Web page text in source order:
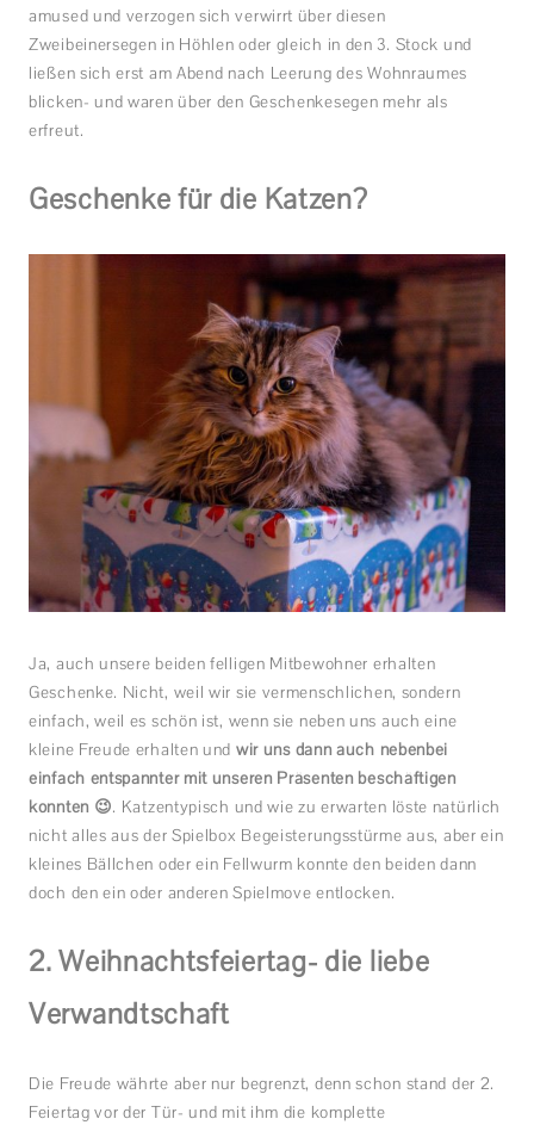
amused und verzogen sich verwirrt über diesen
Zweibeinersegen in Höhlen oder gleich in den 3. Stock und
ließen sich erst am Abend nach Leerung des Wohnraumes
blicken- und waren über den Geschenkesegen mehr als
erfreut.
Geschenke für die Katzen?
Ja, auch unsere beiden felligen Mitbewohner erhalten
Geschenke. Nicht, weil wir sie vermenschlichen, sondern
einfach, weil es schön ist, wenn sie neben uns auch eine
kleine Freude erhalten und wir uns dann auch nebenbei
einfach entspannter mit unseren Präsenten beschäftigen
konnten 😉. Katzentypisch und wie zu erwarten löste natürlich
nicht alles aus der Spielbox Begeisterungsstürme aus, aber ein
kleines Bällchen oder ein Fellwurm konnte den beiden dann
doch den ein oder anderen Spielmove entlocken.
2. Weihnachtsfeiertag- die liebe
Verwandtschaft
Die Freude währte aber nur begrenzt, denn schon stand der 2.
Feiertag vor der Tür- und mit ihm die komplette